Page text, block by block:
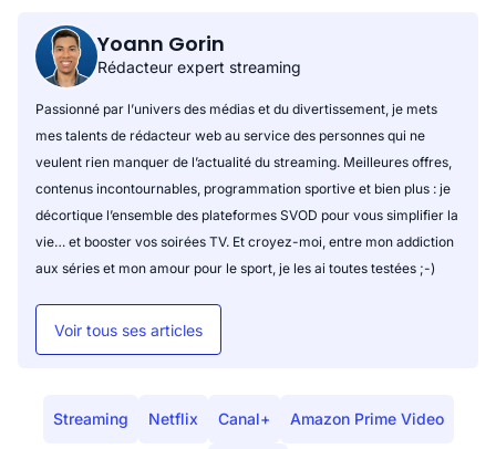
Yoann Gorin
Rédacteur expert streaming
Passionné par l’univers des médias et du divertissement, je mets
mes talents de rédacteur web au service des personnes qui ne
veulent rien manquer de l’actualité du streaming. Meilleures offres,
contenus incontournables, programmation sportive et bien plus : je
décortique l’ensemble des plateformes SVOD pour vous simplifier la
vie… et booster vos soirées TV. Et croyez-moi, entre mon addiction
aux séries et mon amour pour le sport, je les ai toutes testées ;-)
Voir tous ses articles
Streaming Netflix Canal+ Amazon Prime Video